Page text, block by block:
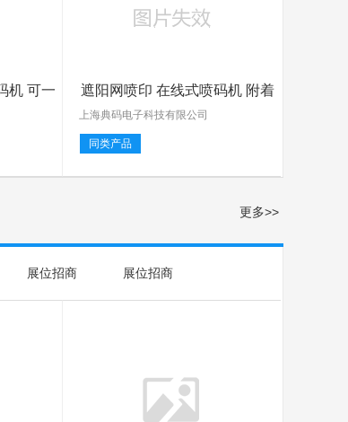
机 可一
遮阳网喷印 在线式喷码机 附着
上海典码电子科技有限公司
同类产品
更多>>
展位招商 展位招商